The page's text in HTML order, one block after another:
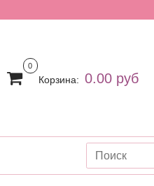
0
Корзина: 0.00 руб